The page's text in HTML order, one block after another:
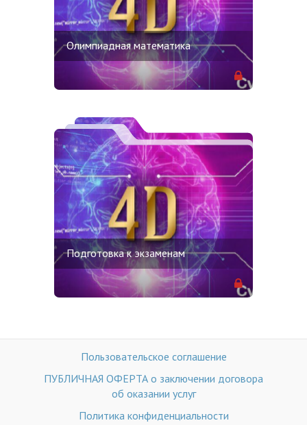
Олимпиадная математика
Подготовка к экзаменам
Пользовательское соглашение
ПУБЛИЧНАЯ ОФЕРТА о заключении договора
об оказании услуг
Политика конфиденциальности